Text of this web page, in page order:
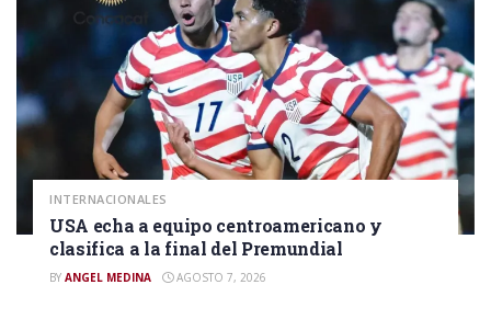
INTERNACIONALES
USA echa a equipo centroamericano y
clasifica a la final del Premundial
BY ANGEL MEDINA AGOSTO 7, 2026